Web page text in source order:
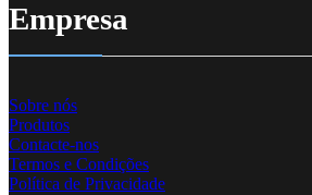
Empresa
Sobre nós
Produtos
Contacte-nos
Termos e Condições
Política de Privacidade